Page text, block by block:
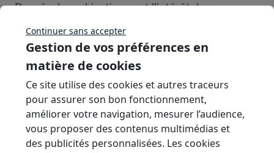
Pour évaluer objectivement l’intérêt des
matériaux biosourcés, il convient de les comparer
selon
quatre critères techniques
Cycle de vie : les biosourcés affichent
généralement un excellent profil
environnemental (stockage de carbone,
renouvelabilité, fin de vie recyclable ou
compostable). Les solutions conventionnelles
Continuer sans accepter
Gestion de vos préférences en
matière de cookies
Ce site utilise des cookies et autres traceurs
pour assurer son bon fonctionnement,
améliorer votre navigation, mesurer l’audience,
vous proposer des contenus multimédias et
des publicités personnalisées. Les cookies